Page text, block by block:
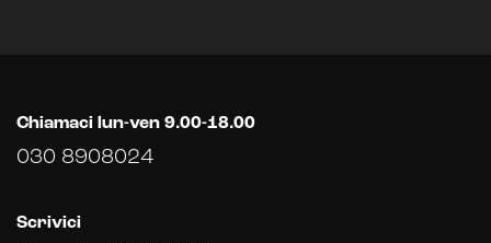
Blockchain
Intelligenza artificiale
Chiamaci lun-ven 9.00-18.00
030 8908024
Scrivici